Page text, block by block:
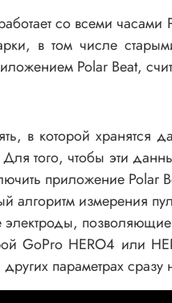
со всеми
в том числе
Polar Beat,
в которой
того, чтобы эти
приложение Polar
алгоритм измерения
электроды,
GoPro HERO4 или
параметрах